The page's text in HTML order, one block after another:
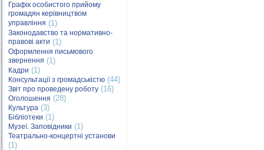
Графік особистого прийому
громадян керівництвом
управління (1)
Законодавство та нормативно-
правові акти (1)
Оформлення письмового
звернення (1)
Кадри (1)
Консультації з громадськістю (44)
Звіт про проведену роботу (16)
Оголошення (28)
Культура (3)
Бібліотеки (1)
Музеї. Заповідники (1)
Театрально-концертні установи
(1)